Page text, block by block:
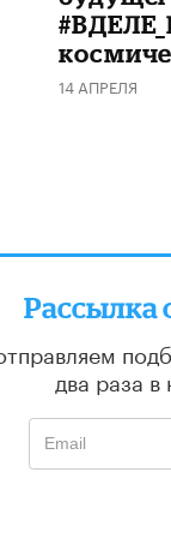
14 АПРЕЛЯ
Рассылка
два раза